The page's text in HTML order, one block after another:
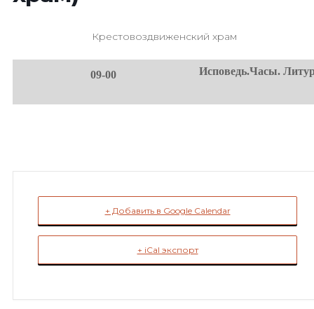
Крестовоздвиженский храм
09-00 Исповедь.Часы.
+ Добавить в Google Calendar
+ iCal экспорт